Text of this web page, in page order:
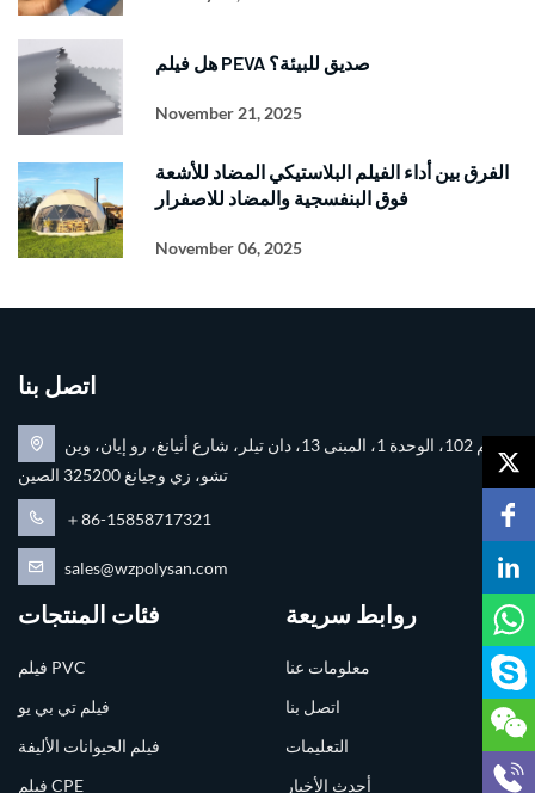
هل فيلم PEVA صديق للبيئة؟
November 21, 2025
الفرق بين أداء الفيلم البلاستيكي المضاد للأشعة
فوق البنفسجية والمضاد للاصفرار
November 06, 2025
اتصل بنا
رقم 102، الوحدة 1، المبنى 13، دان تيلر، شارع أنيانغ، رو إيان، وين
تشو، زي وجيانغ 325200 الصين
＋86-15858717321
sales@wzpolysan.com
فئات المنتجات
فيلم PVC
فيلم تي بي يو
فيلم الحيوانات الأليفة
فيلم CPE
روابط سريعة
معلومات عنا
اتصل بنا
التعليمات
أحدث الأخبار